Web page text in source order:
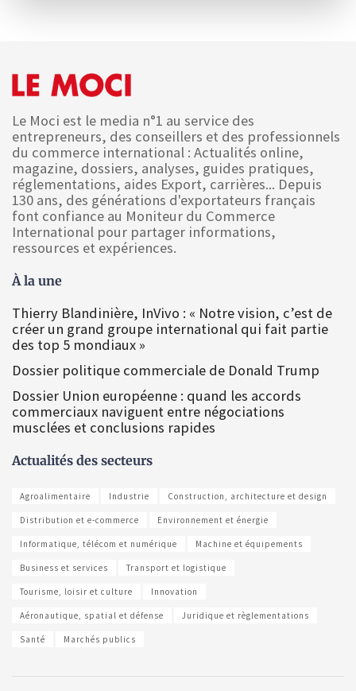
Le Moci est le media n°1 au service des
entrepreneurs, des conseillers et des professionnels
du commerce international : Actualités online,
magazine, dossiers, analyses, guides pratiques,
réglementations, aides Export, carrières... Depuis
130 ans, des générations d'exportateurs français
font confiance au Moniteur du Commerce
International pour partager informations,
ressources et expériences.
À la une
Thierry Blandinière, InVivo : « Notre vision, c’est de
créer un grand groupe international qui fait partie
des top 5 mondiaux »
Dossier politique commerciale de Donald Trump
Dossier Union européenne : quand les accords
commerciaux naviguent entre négociations
musclées et conclusions rapides
Actualités des secteurs
Agroalimentaire Industrie Construction, architecture et design
Distribution et e-commerce Environnement et énergie
Informatique, télécom et numérique Machine et équipements
Business et services Transport et logistique
Tourisme, loisir et culture Innovation
Aéronautique, spatial et défense Juridique et règlementations
Santé Marchés publics